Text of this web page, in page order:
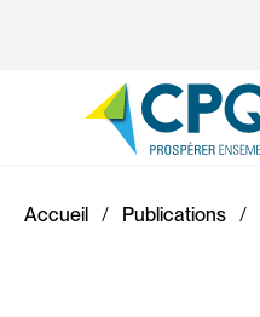
Accueil Publications